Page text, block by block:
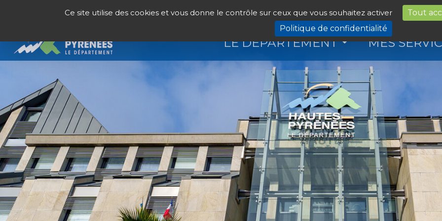
Ce site utilise des cookies et vous donne le contrôle sur ceux que vous souhaitez activer Tout
Politique de confidentialité
LE DÉPARTEMENT MES